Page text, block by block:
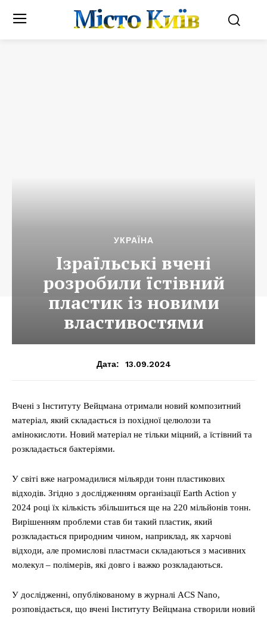
Місто Київ
УКРАЇНА
Ізраїльські вчені
розробили їстівний
пластик із новими
властивостями
Дата: 13.09.2024
Вчені з Інституту Вейцмана отримали новий композитний
матеріал, який складається із похідної целюлози та
амінокислоти. Новий матеріал не тільки міцний, а їстівний та
розкладається бактеріями.
У світі вже нагромадилися мільярди тонн пластикових
відходів. Згідно з дослідженням організації Earth Action у
2024 році їх кількість збільшиться ще на 220 мільйонів тонн.
Вирішенням проблеми став би такий пластик, який
розкладається природним чином, наприклад, як харчові
відходи, але промислові пластмаси складаються з масивних
молекул – полімерів, які довго і важко розкладаються.
У дослідженні, опублікованому в журналі ACS Nano,
розповідається, що вчені Інституту Вейцмана створили новий